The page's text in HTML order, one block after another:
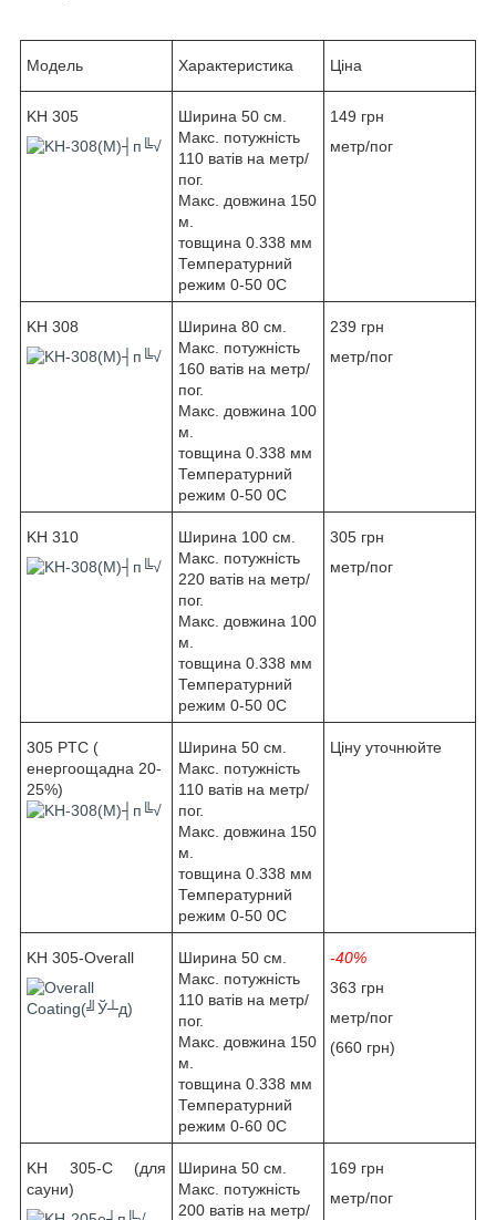
Модель Характеристика Ціна
KH 305
Ширина 50 см.
Макс. потужність
110 ватів на метр/
пог.
Макс. довжина 150
м.
товщина 0.338 мм
Температурний
режим 0-50 0С
149 грн
метр/пог
KH 308
Ширина 80 см.
Макс. потужність
160 ватів на метр/
пог.
Макс. довжина 100
м.
товщина 0.338 мм
Температурний
режим 0-50 0С
239 грн
метр/пог
KH 310
Ширина 100 см.
Макс. потужність
220 ватів на метр/
пог.
Макс. довжина 100
м.
товщина 0.338 мм
Температурний
режим 0-50 0С
305 грн
метр/пог
305 PTC (
енергоощадна 20-
25%)
Ширина 50 см.
Макс. потужність
110 ватів на метр/
пог.
Макс. довжина 150
м.
товщина 0.338 мм
Температурний
режим 0-50 0С
Ціну уточнюйте
KH 305-Overall
Ширина 50 см.
Макс. потужність
110 ватів на метр/
пог.
Макс. довжина 150
м.
товщина 0.338 мм
Температурний
режим 0-60 0С
-40%
363 грн
метр/пог
(660 грн)
KH 305-C (для
сауни)
Ширина 50 см.
Макс. потужність
200 ватів на метр/
169 грн
метр/пог